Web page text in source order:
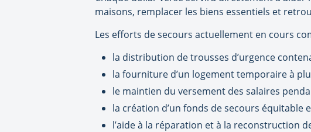
maisons, remplacer les biens essentiels et
Les efforts de secours actuellement en cours
la distribution de trousses d’urgence
la fourniture d’un logement temporaire à
le maintien du versement des salaires
la création d’un fonds de secours équitable
l’aide à la réparation et à la reconstruction